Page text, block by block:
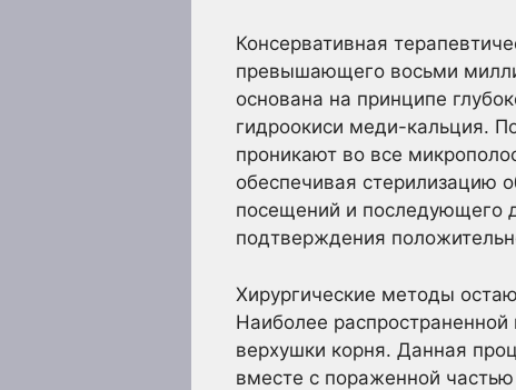
Консервативная
превышающего восьми
основана на принципе
гидроокиси меди-кальция.
проникают во все
обеспечивая стерилизацию
посещений и последующего
подтверждения
Хирургические методы
Наиболее
верхушки корня. Данная
вместе с пораженной